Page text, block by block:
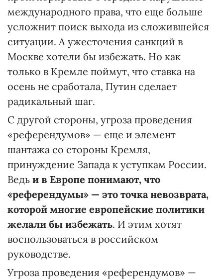
международного права, что еще больше
усложнит поиск выхода из сложившейся
ситуации. А ужесточения санкций в
Москве хотели бы избежать. Но как
только в Кремле поймут, что ставка на
осень не сработала, Путин сделает
радикальный шаг.
С другой стороны, угроза проведения
«референдумов» — еще и элемент
шантажа со стороны Кремля,
принуждение Запада к уступкам России.
Ведь и в Европе понимают, что
«референдумы» — это точка невозврата,
которой многие европейские политики
желали бы избежать. И этим хотят
воспользоваться в российском
руководстве.
Угроза проведения «референдумов» —